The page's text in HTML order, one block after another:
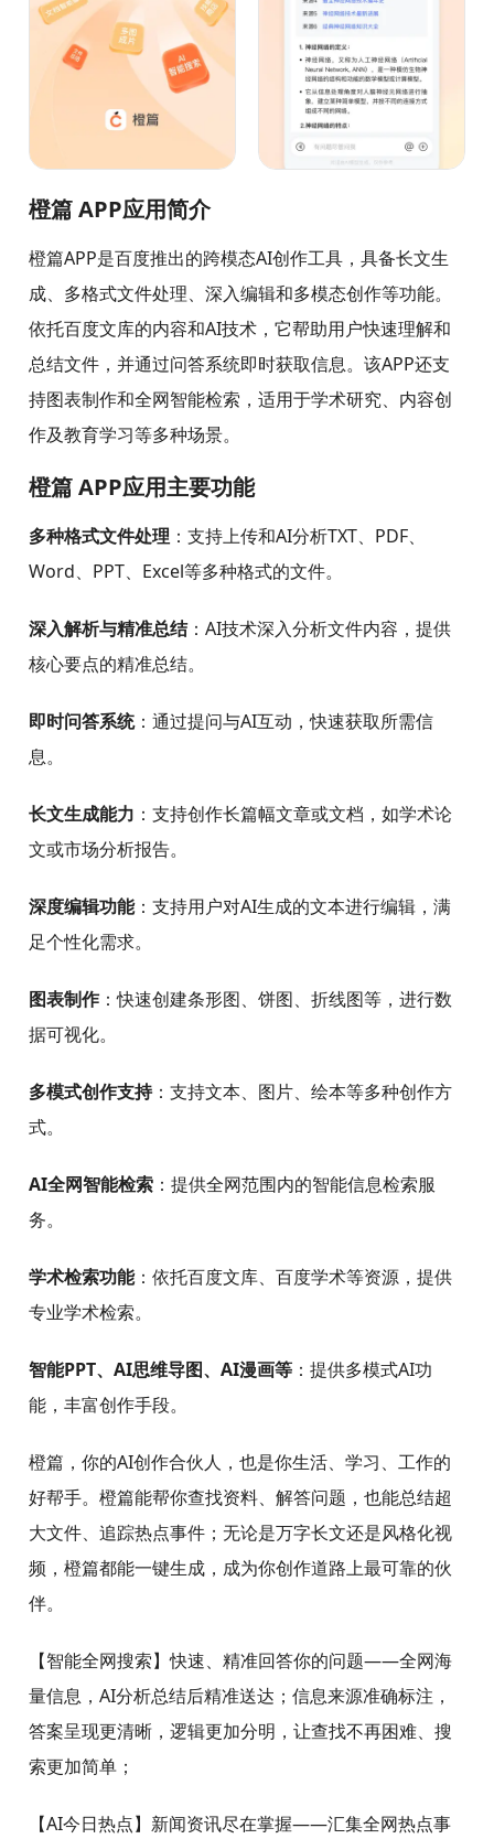
橙篇 APP应用简介
橙篇APP是百度推出的跨模态AI创作工具，具备长文生
成、多格式文件处理、深入编辑和多模态创作等功能。
依托百度文库的内容和AI技术，它帮助用户快速理解和
总结文件，并通过问答系统即时获取信息。该APP还支
持图表制作和全网智能检索，适用于学术研究、内容创
作及教育学习等多种场景。
橙篇 APP应用主要功能
多种格式文件处理 ：支持上传和AI分析TXT、PDF、
Word、PPT、Excel等多种格式的文件。
深入解析与精准总结：AI技术深入分析文件内容，提供
核心要点的精准总结。
即时问答系统：通过提问与AI互动，快速获取所需信
息。
长文生成能力 ：支持创作长篇幅文章或文档，如学术论
文或市场分析报告。
深度编辑功能：支持用户对AI生成的文本进行编辑，满
足个性化需求。
图表制作：快速创建条形图、饼图、折线图等，进行数
据可视化。
多模式创作支持：支持文本、图片、绘本等多种创作方
式。
AI全网智能检索 ：提供全网范围内的智能信息检索服
务。
学术检索功能：依托百度文库、百度学术等资源，提供
专业学术检索。
智能PPT、AI思维导图、AI漫画等 ：提供多模式AI功
能，丰富创作手段。
橙篇，你的AI创作合伙人，也是你生活、学习、工作的
好帮手。橙篇能帮你查找资料、解答问题，也能总结超
大文件、追踪热点事件；无论是万字长文还是风格化视
频，橙篇都能一键生成，成为你创作道路上最可靠的伙
伴。
【智能全网搜索】快速、精准回答你的问题——全网海
量信息，AI分析总结后精准送达；信息来源准确标注，
答案呈现更清晰，逻辑更加分明，让查找不再困难、搜
索更加简单；
【AI今日热点】新闻资讯尽在掌握——汇集全网热点事